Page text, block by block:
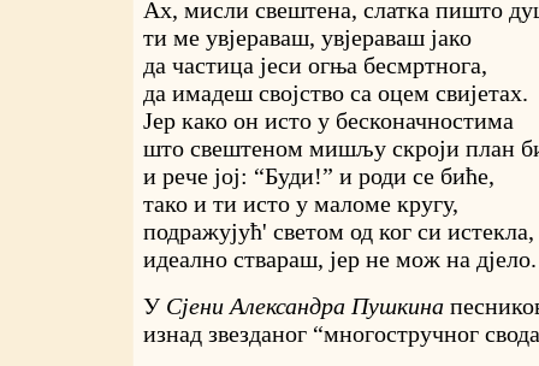
Ах, мисли свештена, слатка пишто
ти ме увјераваш, увјераваш јако
да частица јеси огња бесмртнога,
да имадеш својство са оцем свијетах.
Јер како он исто у бесконачностима
што свештеном мишљу скроји план
и рече јој: “Буди!” и роди се биће,
тако и ти исто у маломе кругу,
подражујућ' светом од ког си истекла,
идеално ствараш, јер не мож на дјело.
У Сјени Александра Пушкина
изнад звезданог “многостручног